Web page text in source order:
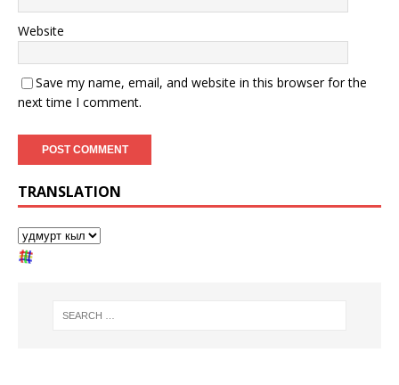
Website
Save my name, email, and website in this browser for the
next time I comment.
TRANSLATION